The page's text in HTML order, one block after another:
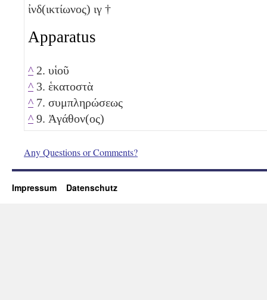
ἰνδ(ικτίωνος) ιγ †
Apparatus
^ 2. υἱοῦ
^ 3. ἑκατοστὰ
^ 7. συμπληρώσεως
^ 9. Ἀγάθον(ος)
Any Questions or Comments?
Impressum Datenschutz